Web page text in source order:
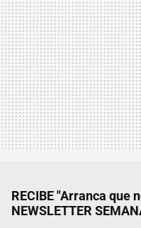
RECIBE "Arranca que
NEWSLETTER